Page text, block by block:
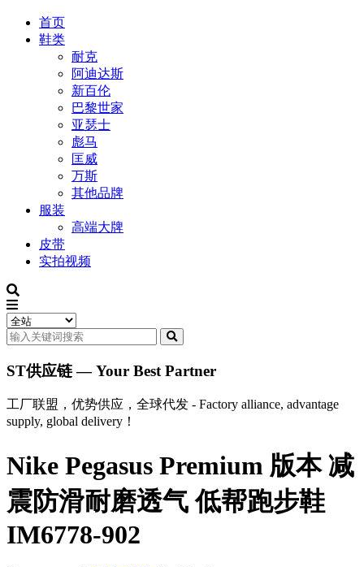
首页
鞋类
耐克
阿迪达斯
新百伦
巴黎世家
亚瑟士
彪马
匡威
万斯
其他品牌
服装
高端大牌
皮带
实拍视频
ST供应链 — Your Best Partner
工厂联盟，优势供应，全球代发 - Factory alliance, advantage
supply, global delivery！
Nike Pegasus Premium 版本 减
震防滑耐磨透气 低帮跑步鞋
IM6778-902